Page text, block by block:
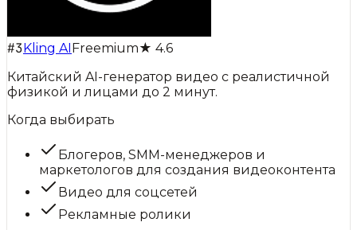
#3 Kling AI Freemium★ 4.6
Китайский AI-генератор видео с реалистичной
физикой и лицами до 2 минут.
Когда выбирать
Блогеров, SMM-менеджеров и
маркетологов для создания видеоконтента
Видео для соцсетей
Рекламные ролики